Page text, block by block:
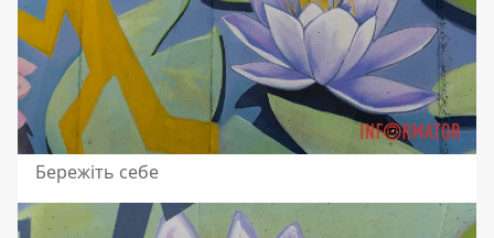
Бережіть себе